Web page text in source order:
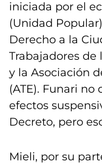
iniciada por el
(Unidad
Derecho a la
Trabajadores de
y la Asociación
(ATE). Funari
efectos
Decreto, pero
Mieli, por su